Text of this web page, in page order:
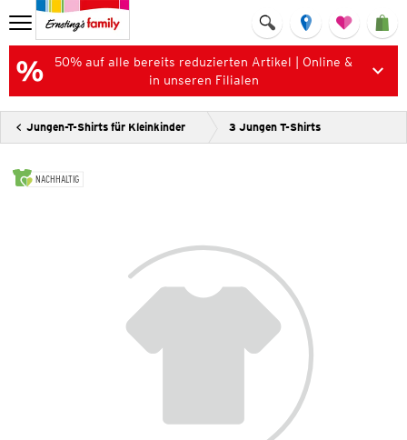
50% auf alle bereits reduzierten Artikel | Online &
in unseren Filialen
Jungen-T-Shirts für Kleinkinder 3 Jungen T-Shirts
NACHHALTIG